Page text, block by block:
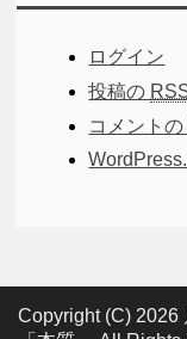
ログイン
投稿の
コメントの
Copyright (C) 2026